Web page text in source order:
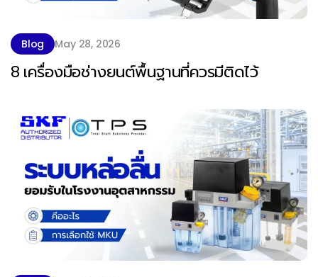
Blog May 28, 2026
8 เครื่องมือช่างยนต์พื้นฐานที่ควรมีติดไว้